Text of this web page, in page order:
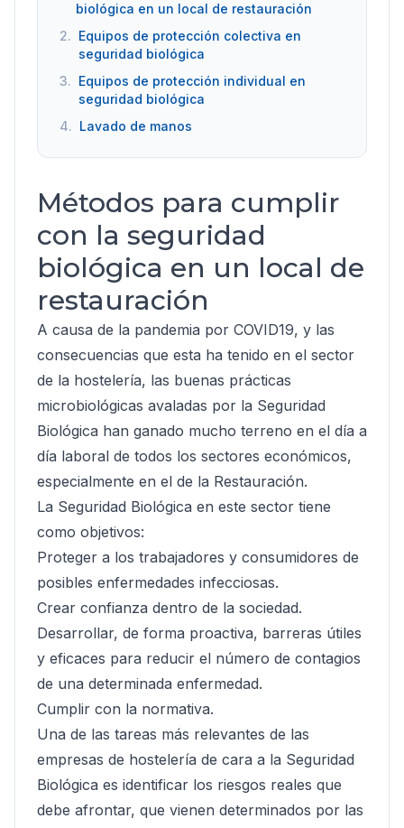
biológica en un local de restauración
2. Equipos de protección colectiva en
seguridad biológica
3. Equipos de protección individual en
seguridad biológica
4. Lavado de manos
Métodos para cumplir
con la seguridad
biológica en un local de
restauración
A causa de la pandemia por COVID19, y las
consecuencias que esta ha tenido en el sector
de la hostelería, las buenas prácticas
microbiológicas avaladas por la Seguridad
Biológica han ganado mucho terreno en el día a
día laboral de todos los sectores económicos,
especialmente en el de la Restauración.
La Seguridad Biológica en este sector tiene
como objetivos:
Proteger a los trabajadores y consumidores de
posibles enfermedades infecciosas.
Crear confianza dentro de la sociedad.
Desarrollar, de forma proactiva, barreras útiles
y eficaces para reducir el número de contagios
de una determinada enfermedad.
Cumplir con la normativa.
Una de las tareas más relevantes de las
empresas de hostelería de cara a la Seguridad
Biológica es identificar los riesgos reales que
debe afrontar, que vienen determinados por las